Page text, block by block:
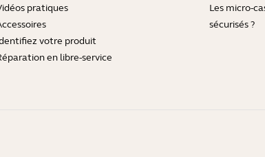
pratiques
votre produit
en libre-service
Les micro-
sécurisés ?